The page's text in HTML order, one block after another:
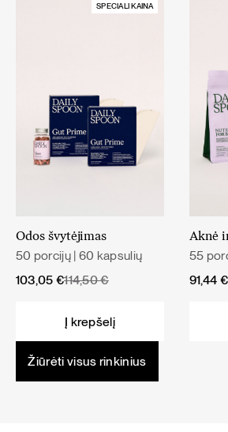
SPECIALI KAINA
Odos švytėjimas
50 porcijų | 60 kapsulių
114,50€
Original
103,05 €
Current
103,05 €.
Į krepšelį
Aknė
55
91,44 €
Žiūrėti visus rinkinius